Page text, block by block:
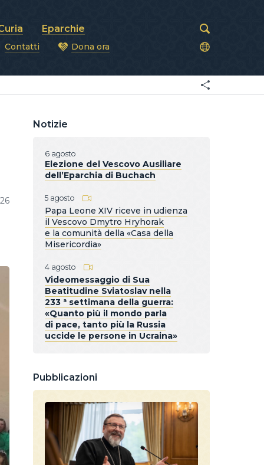
Eparchie
Contatti Dona ora
26
Notizie
6 agosto
Elezione del Vescovo Ausiliare
dell’Eparchia di Buchach
5 agosto
Papa Leone XIV riceve in udienza
il Vescovo Dmytro Hryhorak
e la comunità della «Casa della
Misericordia»
4 agosto
Videomessaggio di Sua
Beatitudine Sviatoslav nella
233 ª settimana della guerra:
«Quanto più il mondo parla
di pace, tanto più la Russia
uccide le persone in Ucraina»
Pubblicazioni